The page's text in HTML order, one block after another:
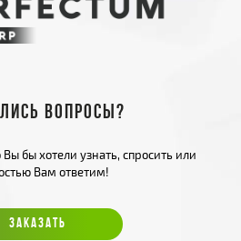
вопросы?
бы хотели узнать, спросить или
Вам ответим!
ЗАКАЗАТЬ